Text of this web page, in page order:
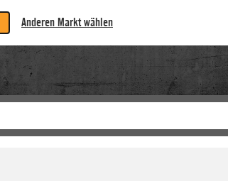
Anderen Markt wählen